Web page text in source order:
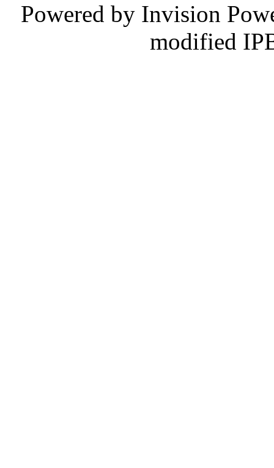
Powered by Invision
modified